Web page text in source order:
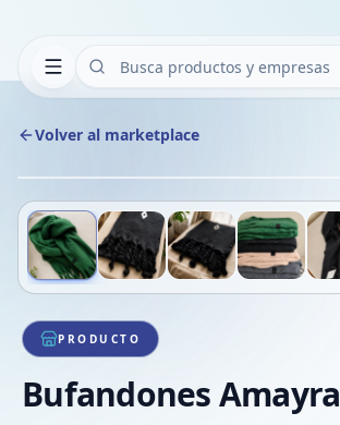
Volver al marketplace
1/7
PRODUCTO
Bufandones Amayra